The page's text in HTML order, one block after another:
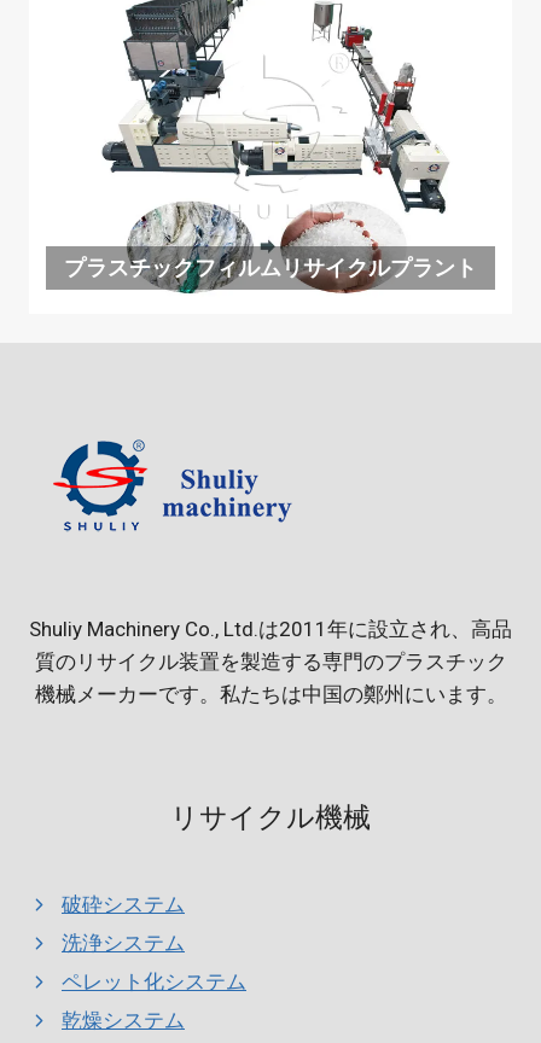
プラスチックフィルムリサイクルプラント
Shuliy Machinery Co., Ltd.は2011年に設立され、高品
質のリサイクル装置を製造する専門のプラスチック
機械メーカーです。私たちは中国の鄭州にいます。
リサイクル機械
破砕システム
洗浄システム
ペレット化システム
乾燥システム